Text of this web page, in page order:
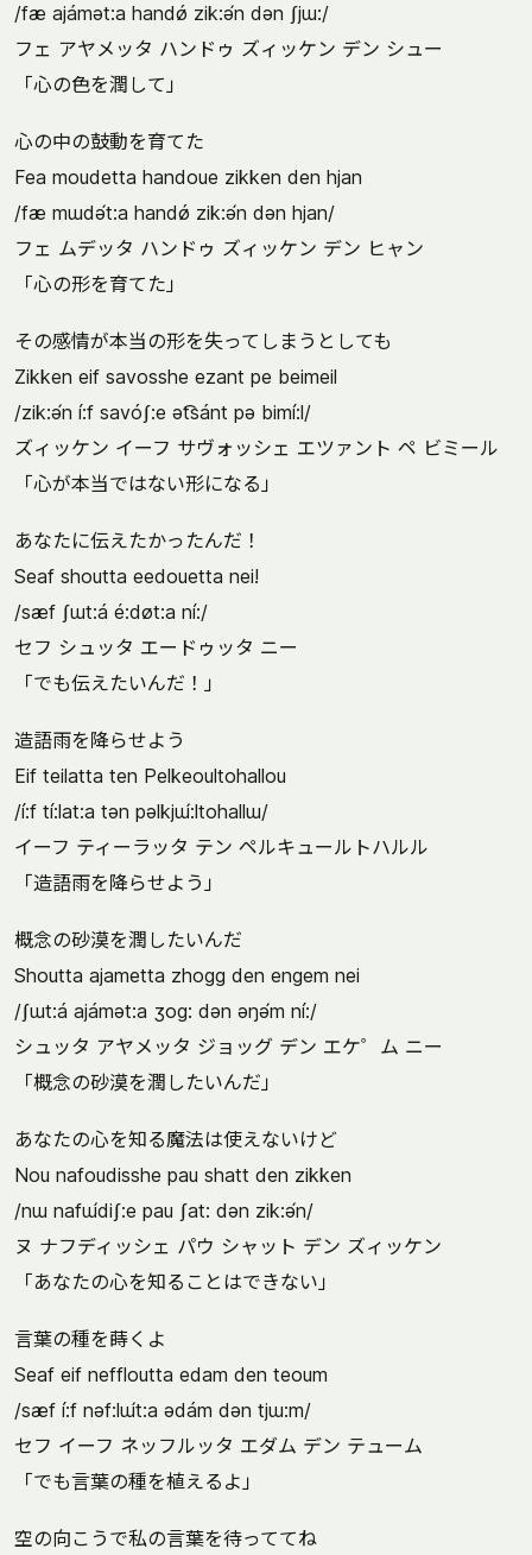
/fæ ajámət:a handǿ zik:ə́n dən ʃjɯ:/
フェ アヤメッタ ハンドゥ ズィッケン デン シュー
「心の色を潤して」
心の中の鼓動を育てた
Fea moudetta handoue zikken den hjan
/fæ mɯdə́t:a handǿ zik:ə́n dən hjan/
フェ ムデッタ ハンドゥ ズィッケン デン ヒャン
「心の形を育てた」
その感情が本当の形を失ってしまうとしても
Zikken eif savosshe ezant pe beimeil
/zik:ə́n í:f savóʃ:e ət͡sánt pə bimí:l/
ズィッケン イーフ サヴォッシェ エツァント ペ ビミール
「心が本当ではない形になる」
あなたに伝えたかったんだ！
Seaf shoutta eedouetta nei!
/sæf ʃɯt:á é:døt:a ní:/
セフ シュッタ エードゥッタ ニー
「でも伝えたいんだ！」
造語雨を降らせよう
Eif teilatta ten Pelkeoultohallou
/í:f tí:lat:a tən pəlkjɯ́:ltohallɯ/
イーフ ティーラッタ テン ペルキュールトハルル
「造語雨を降らせよう」
概念の砂漠を潤したいんだ
Shoutta ajametta zhogg den engem nei
/ʃɯt:á ajámət:a ʒog: dən əŋə́m ní:/
シュッタ アヤメッタ ジョッグ デン エケ゜ム ニー
「概念の砂漠を潤したいんだ」
あなたの心を知る魔法は使えないけど
Nou nafoudisshe pau shatt den zikken
/nɯ nafɯ́diʃ:e pau ʃat: dən zik:ə́n/
ヌ ナフディッシェ パウ シャット デン ズィッケン
「あなたの心を知ることはできない」
言葉の種を蒔くよ
Seaf eif neffloutta edam den teoum
/sæf í:f nəf:lɯ́t:a ədám dən tjɯ:m/
セフ イーフ ネッフルッタ エダム デン テューム
「でも言葉の種を植えるよ」
空の向こうで私の言葉を待っててね